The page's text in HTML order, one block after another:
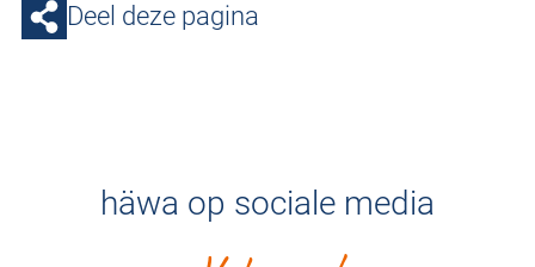
Deel deze pagina
häwa op sociale media